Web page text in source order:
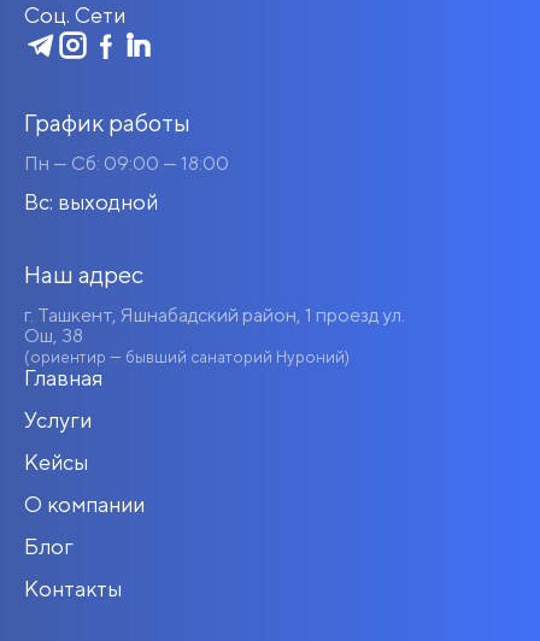
Соц. Сети
График работы
Пн — Сб: 09:00 — 18:00
Вс: выходной
Наш адрес
г. Ташкент, Яшнабадский район, 1 проезд ул.
Ош, 38
(ориентир — бывший санаторий Нуроний)
Главная
Услуги
Кейсы
О компании
Блог
Контакты